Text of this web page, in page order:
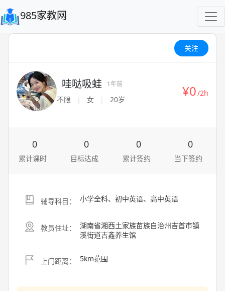
985家教网
关注
哇哒吸蛙 1年前
不限 女 20岁 ¥0/2h
0
累计课时
0
目标达成
0
累计签约
0
当下签约
辅导科目： 小学全科、初中英语、高中英语
教员住址：
湖南省湘西土家族苗族自治州吉首市镇
溪街道吉鑫养生馆
上门距离： 5km范围